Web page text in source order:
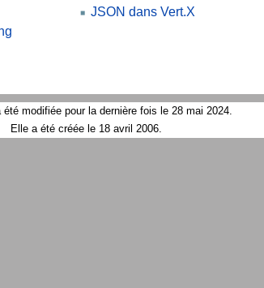
JSON dans Vert.X
été modifiée pour la dernière fois le 28 mai 2024.
Elle a été créée le 18 avril 2006.